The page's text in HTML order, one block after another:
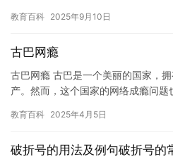
天，…
教育百科 2025年9月10日
古巴网瘾
古巴网瘾 古巴是一个美丽的国家，
产。然而，这个国家的网络成瘾问
成…
教育百科 2025年4月5日
破折号的用法及例句破折号的